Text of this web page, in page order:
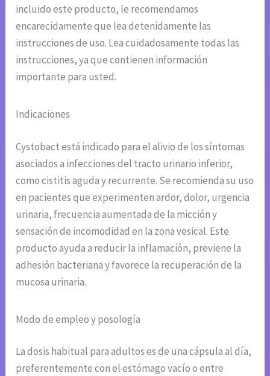
incluido este producto, le recomendamos
encarecidamente que lea detenidamente las
instrucciones de uso. Lea cuidadosamente todas las
instrucciones, ya que contienen información
importante para usted.
Indicaciones
Cystobact está indicado para el alivio de los síntomas
asociados a infecciones del tracto urinario inferior,
como cistitis aguda y recurrente. Se recomienda su uso
en pacientes que experimenten ardor, dolor, urgencia
urinaria, frecuencia aumentada de la micción y
sensación de incomodidad en la zona vesical. Este
producto ayuda a reducir la inflamación, previene la
adhesión bacteriana y favorece la recuperación de la
mucosa urinaria.
Modo de empleo y posología
La dosis habitual para adultos es de una cápsula al día,
preferentemente con el estómago vacío o entre